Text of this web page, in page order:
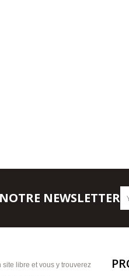
NEWSLETTER
site libre et vous y trouverez